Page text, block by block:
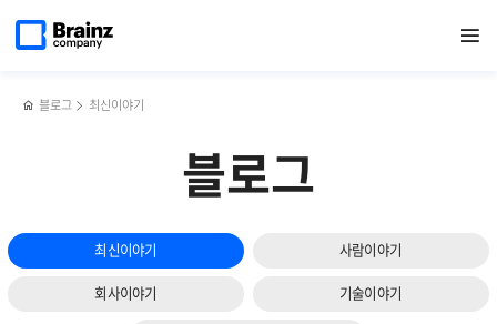
열기
페이지로
블로그 최신이야기
블로그
최신이야기 사람이야기
회사이야기 기술이야기
대표이사,
‘중소기업인
산업포장
상반기
다음
슬라이드